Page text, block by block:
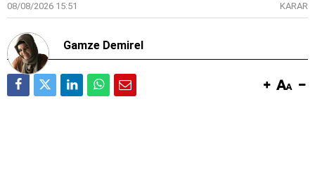
08/08/2026 15:51 KARAR
Gamze Demirel